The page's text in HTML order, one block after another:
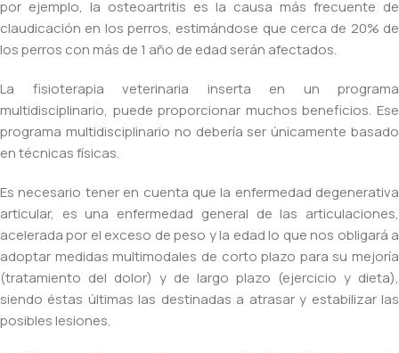
por ejemplo, la osteoartritis es la causa más frecuente de
claudicación en los perros, estimándose que cerca de 20% de
los perros con más de 1 año de edad serán afectados.
La fisioterapia veterinaria inserta en un programa
multidisciplinario, puede proporcionar muchos beneficios. Ese
programa multidisciplinario no debería ser únicamente basado
en técnicas físicas.
Es necesario tener en cuenta que la enfermedad degenerativa
articular, es una enfermedad general de las articulaciones,
acelerada por el exceso de peso y la edad lo que nos obligará a
adoptar medidas multimodales de corto plazo para su mejoría
(tratamiento del dolor) y de largo plazo (ejercicio y dieta),
siendo éstas últimas las destinadas a atrasar y estabilizar las
posibles lesiones.